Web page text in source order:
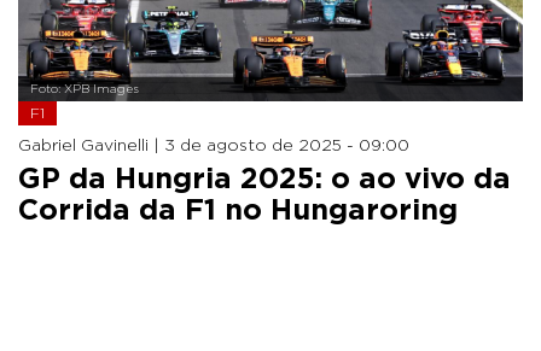
Foto: XPB Images
F1
Gabriel Gavinelli | 3 de agosto de 2025 - 09:00
GP da Hungria 2025: o ao vivo da
Corrida da F1 no Hungaroring